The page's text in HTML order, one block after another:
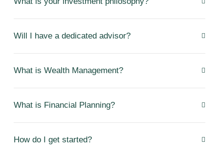
Will I have a dedicated advisor?
What is Wealth Management?
What is Financial Planning?
How do I get started?